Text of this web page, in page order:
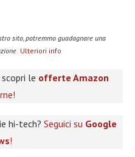
sito, potremmo guadagnare una
Ulteriori info
le offerte Amazon
hi-tech? Seguici su Google
!